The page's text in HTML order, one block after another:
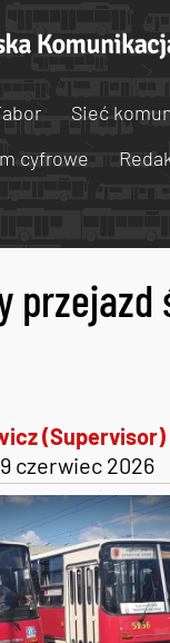
Sieć
cyfrowe
przejazd
(Supervisor)
czerwiec 2026